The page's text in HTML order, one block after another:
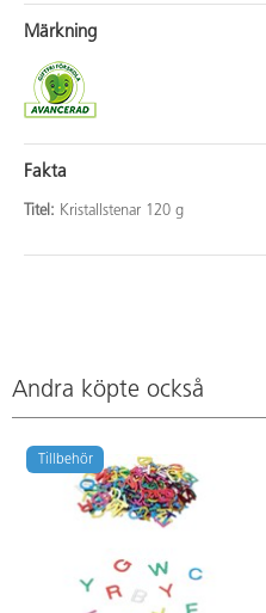
Märkning
Fakta
Titel: Kristallstenar 120 g
Andra köpte också
Tillbehör